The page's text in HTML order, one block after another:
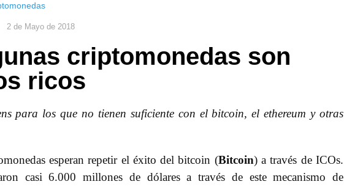
2 de Mayo de 2018
criptomonedas son
ricos
para los que no tienen suficiente con el bitcoin, el ethereum y otras
esperan repetir el éxito del bitcoin (Bitcoin) a través de ICOs.
casi 6.000 millones de dólares a través de este mecanismo de